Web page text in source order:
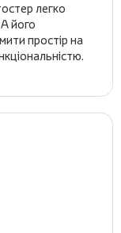
легко
його
простір на